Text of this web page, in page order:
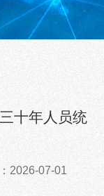
十年人员统
2026-07-01